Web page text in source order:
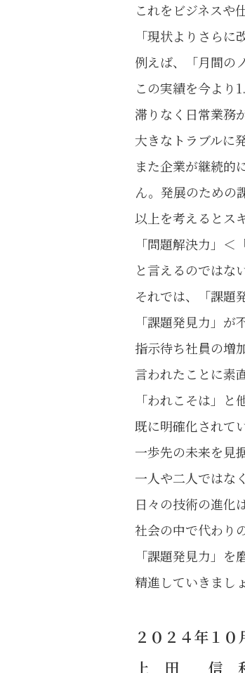
これをビジネスや
「現状よりさら
例えば、「月間の
この実績を今より
滞りなく日常業務
大きなトラブルに
また企業が継続的
ん。発展のための
以上を考えるとス
「問題解決力」＜
と言えるのではな
それでは、「課題
「課題発見力」
指示待ち社員の増
言われたことに素
「われこそは」
既に明確化されて
一歩先の未来を見
一人や二人ではな
日々の技術の進化
社会の中で代わり
「課題発見力」を
精進していきまし
２０２４年１０
上 田 信